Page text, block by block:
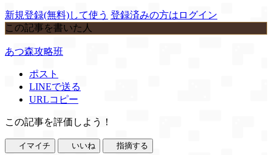
新規登録(無料)して使う 登録済みの方はログイン
この記事を書いた人
あつ森攻略班
ポスト
LINEで送る
URLコピー
この記事を評価しよう！
イマイチ いいね 指摘する